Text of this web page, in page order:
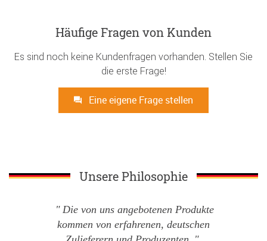
Häufige Fragen von Kunden
Es sind noch keine Kundenfragen vorhanden. Stellen Sie
die erste Frage!
Eine eigene Frage stellen
Unsere Philosophie
Die von uns angebotenen Produkte
kommen von erfahrenen, deutschen